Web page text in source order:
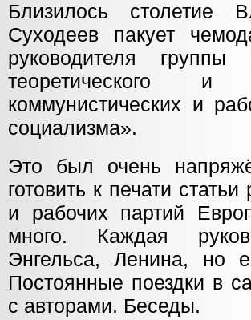
Близилось столетие
Суходеев пакует
руководителя группы
теоретического и
коммунистических и
социализма».
Это был очень
готовить к печати
и рабочих партий
много. Каждая
Энгельса, Ленина, но
Постоянные поездки в
с авторами. Беседы.